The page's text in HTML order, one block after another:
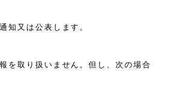
知又は公表します。
を取り扱いません。但し、次の場合